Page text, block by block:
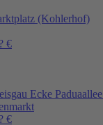
(Kohlerhof)
€
Ecke
€